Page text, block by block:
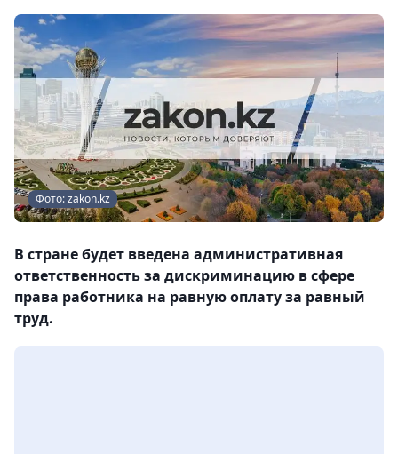
Фото: zakon.kz
В стране будет введена административная
ответственность за дискриминацию в сфере
права работника на равную оплату за равный
труд.